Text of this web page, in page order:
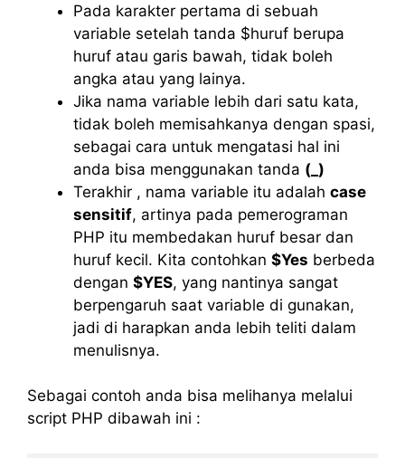
Pada karakter pertama di sebuah
variable setelah tanda $huruf berupa
huruf atau garis bawah, tidak boleh
angka atau yang lainya.
Jika nama variable lebih dari satu kata,
tidak boleh memisahkanya dengan spasi,
sebagai cara untuk mengatasi hal ini
anda bisa menggunakan tanda (_)
Terakhir , nama variable itu adalah case
sensitif, artinya pada pemerograman
PHP itu membedakan huruf besar dan
huruf kecil. Kita contohkan $Yes berbeda
dengan $YES, yang nantinya sangat
berpengaruh saat variable di gunakan,
jadi di harapkan anda lebih teliti dalam
menulisnya.
Sebagai contoh anda bisa melihanya melalui
script PHP dibawah ini :